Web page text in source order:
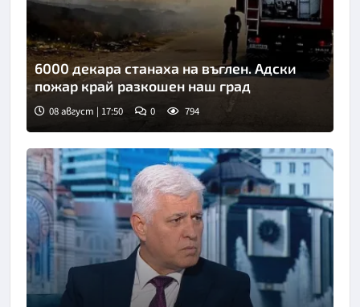
6000 декара станаха на въглен. Адски
пожар край разкошен наш град
08 август | 17:50 0 794